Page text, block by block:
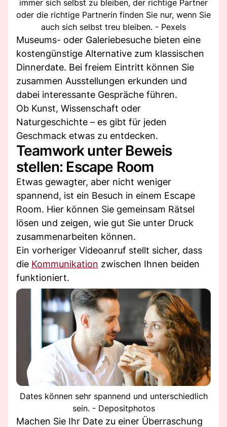
immer sich selbst zu bleiben, der richtige Partner
oder die richtige Partnerin finden Sie nur, wenn Sie
auch sich selbst treu bleiben. - Pexels
Museums- oder Galeriebesuche bieten eine
kostengünstige Alternative zum klassischen
Dinnerdate. Bei freiem Eintritt können Sie
zusammen Ausstellungen erkunden und
dabei interessante Gespräche führen.
Ob Kunst, Wissenschaft oder
Naturgeschichte – es gibt für jeden
Geschmack etwas zu entdecken.
Teamwork unter Beweis
stellen: Escape Room
Etwas gewagter, aber nicht weniger
spannend, ist ein Besuch in einem Escape
Room. Hier können Sie gemeinsam Rätsel
lösen und zeigen, wie gut Sie unter Druck
zusammenarbeiten können.
Ein vorheriger Videoanruf stellt sicher, dass
die Kommunikation zwischen Ihnen beiden
funktioniert.
Dates können sehr spannend und unterschiedlich
sein. - Depositphotos
Machen Sie Ihr Date zu einer Überraschung